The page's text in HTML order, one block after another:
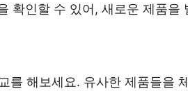
확인할 수 있어, 새로운 제품을
를 해보세요. 유사한 제품들을